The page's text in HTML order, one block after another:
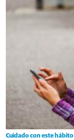
Cuidado con este hábito